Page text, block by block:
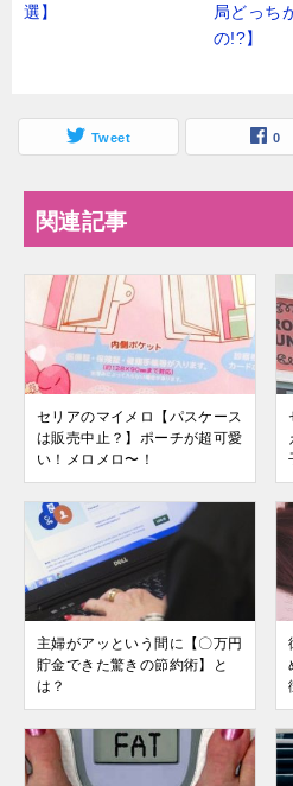
選】
局どっち
の!?】
Tweet 0
関連記事
セリアのマイメロ【パスケース
は販売中止？】ポーチが超可愛
い！メロメロ〜！
主婦がアッという間に【〇万円
貯金できた驚きの節約術】と
は？